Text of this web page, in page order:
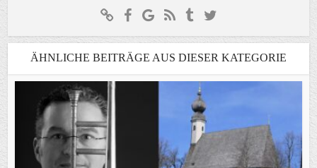
ÄHNLICHE BEITRÄGE AUS DIESER KATEGORIE